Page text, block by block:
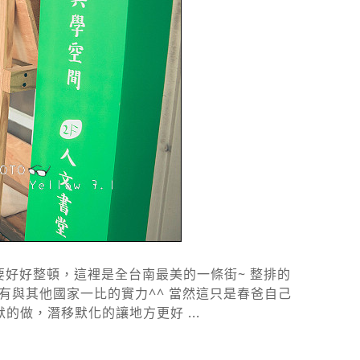
好整頓，這裡是全台南最美的一條街~ 整排的
與其他國家一比的實力^^ 當然這只是春爸自己
做，潛移默化的讓地方更好 ...